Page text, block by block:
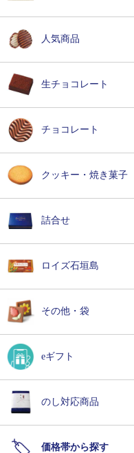
人気商品
生チョコレート
チョコレート
クッキー・焼き菓子
詰合せ
ロイズ石垣島
その他・袋
eギフト
のし対応商品
価格帯から探す